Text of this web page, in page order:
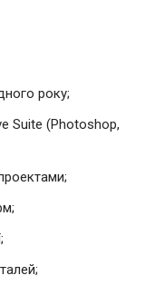
року;
Suite (Photoshop,